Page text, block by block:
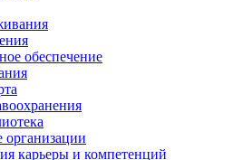
обеспечение
организации
карьеры и компетенций